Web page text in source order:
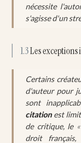
nécessite
s'agisse d'un
1.3Les
Certains
d'auteur pour
sont
citationest
de critique, le
droit